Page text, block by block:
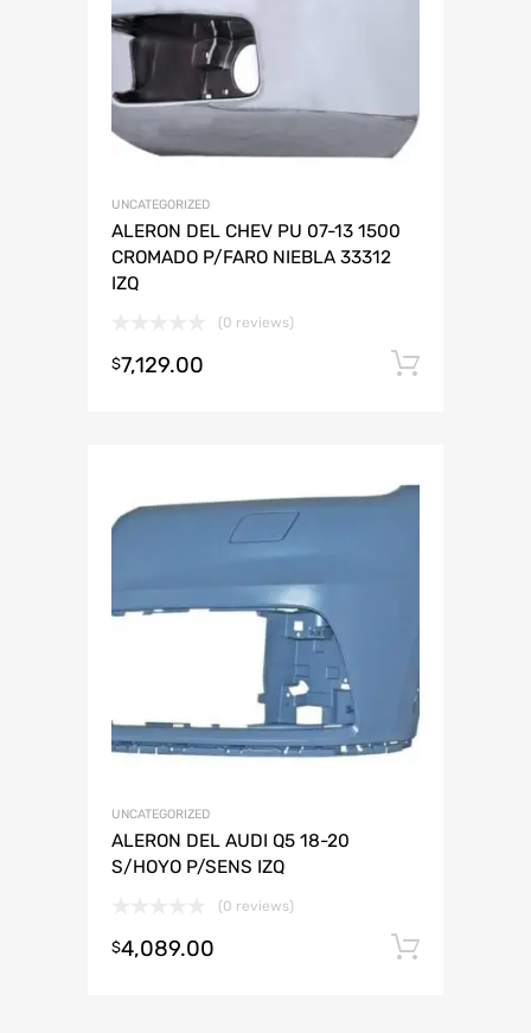
UNCATEGORIZED
ALERON DEL CHEV PU 07-13 1500
CROMADO P/FARO NIEBLA 33312
IZQ
(0 reviews)
$7,129.00
UNCATEGORIZED
ALERON DEL AUDI Q5 18-20
S/HOYO P/SENS IZQ
(0 reviews)
$4,089.00